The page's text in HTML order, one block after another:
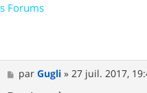
Forums
M
e
parGugli »27 juil. 2017,